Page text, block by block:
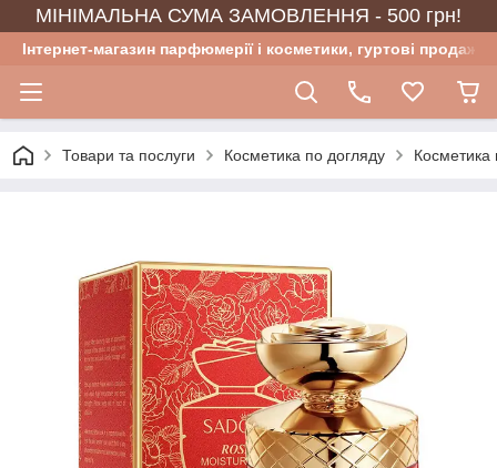
МІНІМАЛЬНА СУМА ЗАМОВЛЕННЯ - 500 грн!
Інтернет-магазин парфюмерії і косметики, гуртові продажі
Товари та послуги Косметика по догляду Косметика